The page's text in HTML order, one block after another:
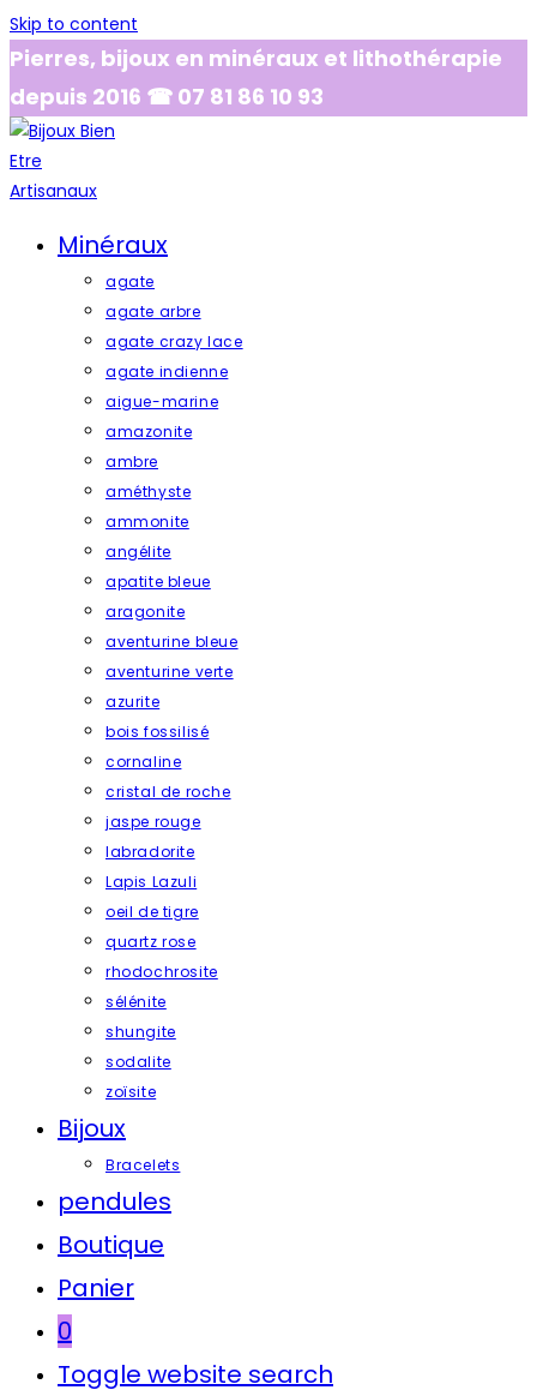
Skip to content
Pierres, bijoux en minéraux et lithothérapie
depuis 2016 ☎ 07 81 86 10 93
Minéraux
agate
agate arbre
agate crazy lace
agate indienne
aigue-marine
amazonite
ambre
améthyste
ammonite
angélite
apatite bleue
aragonite
aventurine bleue
aventurine verte
azurite
bois fossilisé
cornaline
cristal de roche
jaspe rouge
labradorite
Lapis Lazuli
oeil de tigre
quartz rose
rhodochrosite
sélénite
shungite
sodalite
zoïsite
Bijoux
Bracelets
pendules
Boutique
Panier
0
Toggle website search